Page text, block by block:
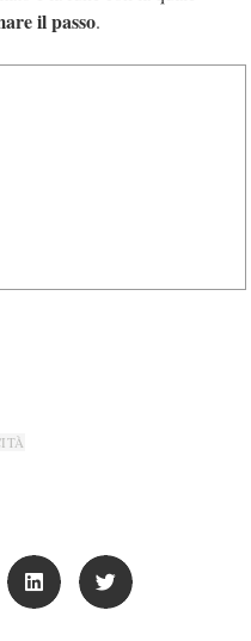
il passo.